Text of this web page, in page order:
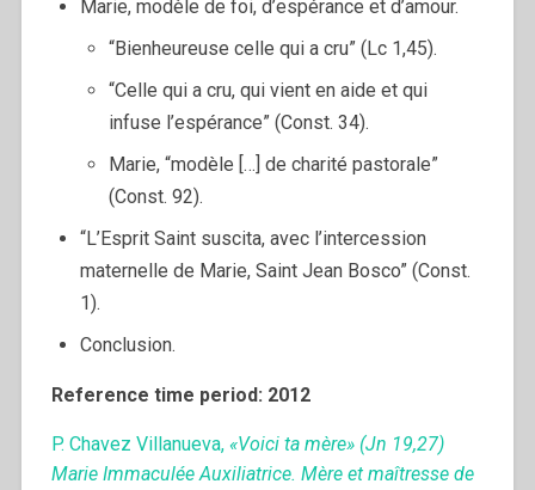
Marie, modèle de foi, d’espérance et d’amour.
“Bienheureuse celle qui a cru” (Lc 1,45).
“Celle qui a cru, qui vient en aide et qui
infuse l’espérance” (Const. 34).
Marie, “modèle […] de charité pastorale”
(Const. 92).
“L’Esprit Saint suscita, avec l’intercession
maternelle de Marie, Saint Jean Bosco” (Const.
1).
Conclusion.
Reference time period: 2012
P. Chavez Villanueva,«Voici ta mère» (Jn 19,27)
Marie Immaculée Auxiliatrice. Mère et maîtresse de